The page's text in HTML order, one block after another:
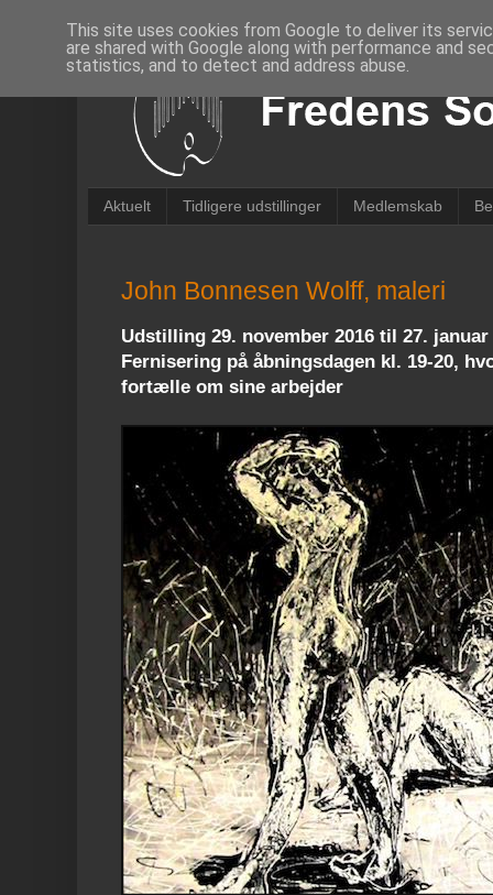
Aktuelt Tidligere udstillinger Medlemskab
John Bonnesen Wolff, maleri
Udstilling 29. november 2016 til 27. januar
Fernisering på åbningsdagen kl. 19-20,
fortælle om sine arbejder
This site uses cookies from Google to deliver its
are shared with Google along with performance and
statistics, and to detect and address abuse.